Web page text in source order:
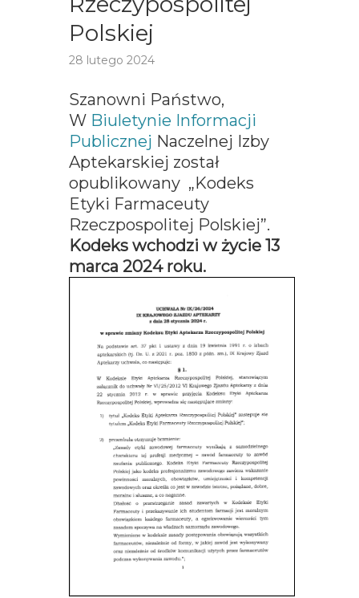
Polskiej
28 lutego 2024
Szanowni Państwo,
W Biuletynie Informacji
Publicznej Naczelnej Izby
Aptekarskiej został
opublikowany „Kodeks
Etyki Farmaceuty
Rzeczpospolitej Polskiej”.
Kodeks wchodzi w życie 13
marca 2024 roku.